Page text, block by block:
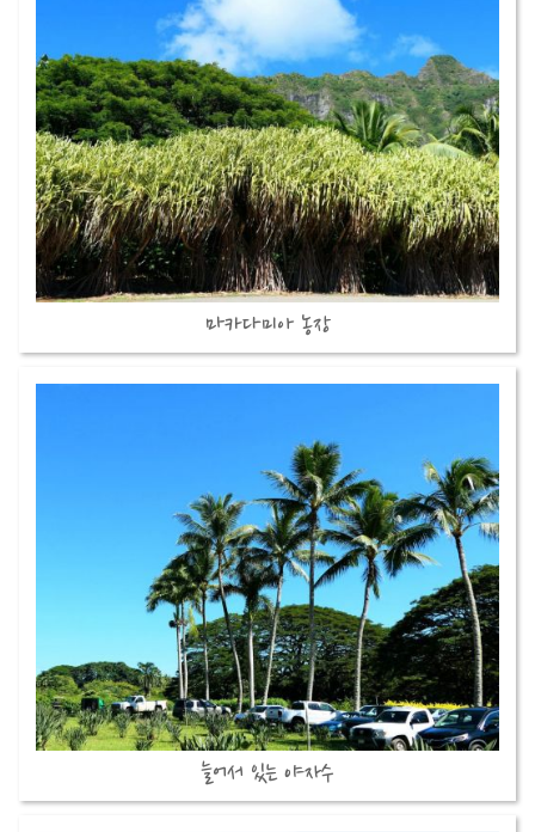
마카다미아 농장
늘어서 있는 야자수